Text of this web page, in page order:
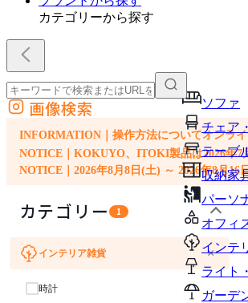
カテゴリーから探す
ソファ
チェア
テーブ
収納家
パーソ
オフィ
インテ
ライト
ガーデ
外部サイトの商品をカートに追加
他のサイトで見つけた商品ページのURLを貼り付けて、カートに追加
画像検索
INFORMATION｜操作方法についてオンラ
NOTICE｜KOKUYO、ITOKI製品は2026年7
NOTICE｜2026年8月8日(土) ～ 2026年8月16
カテゴリー 1
チェア・椅子
テーブル・デスク
収納家具
オフィスアクセサリー・備品
インテリア雑貨 ×
時計